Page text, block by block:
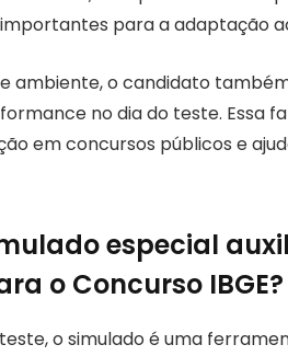
para a adaptação
ambiente, o candidato
no dia do teste. Essa
em concursos públicos e
especial
o Concurso IBGE?
o simulado é uma